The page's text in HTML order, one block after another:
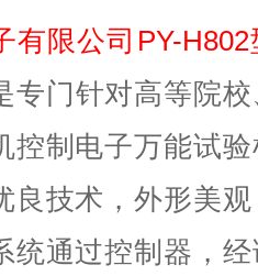
有限公司PY-H802
专门针对高等院
控制电子万能试
良技术，外形美
统通过控制器，